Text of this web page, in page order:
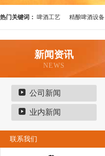
热门关键词： 啤酒工艺 精酿啤酒设备
新闻资讯
NEWS
公司新闻
业内新闻
联系我们